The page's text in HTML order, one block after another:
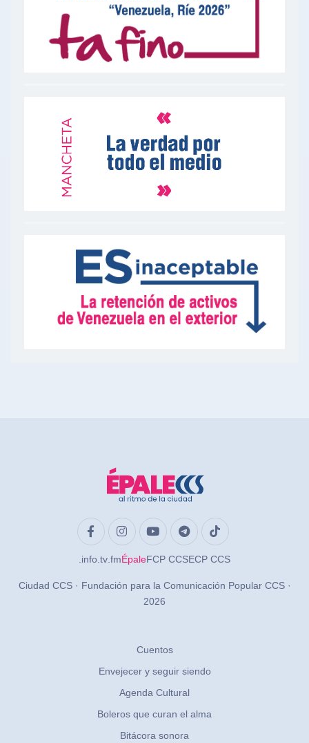
.info .tv .fmÉpaleFCP CCSECP CCS
Ciudad CCS · Fundación para la Comunicación Popular CCS ·
2026
Cuentos
Envejecer y seguir siendo
Agenda Cultural
Boleros que curan el alma
Bitácora sonora